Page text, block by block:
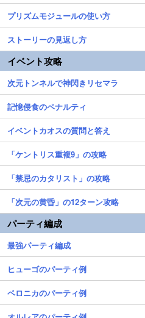
プリズムモジュールの使い方
ストーリーの見返し方
イベント攻略
次元トンネルで神閃きリセマラ
記憶侵食のペナルティ
イベントカオスの質問と答え
「ケントリス重複9」の攻略
「禁忌のカタリスト」の攻略
「次元の黄昏」の12ターン攻略
パーティ編成
最強パーティ編成
ヒューゴのパーティ例
ベロニカのパーティ例